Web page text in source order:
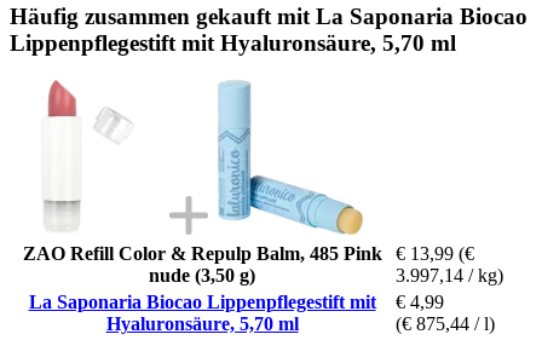
Häufig zusammen gekauft mit La Saponaria Biocao
Lippenpflegestift mit Hyaluronsäure, 5,70 ml
ZAO Refill Color & Repulp Balm, 485 Pink
nude (3,50 g)
€ 13,99 (€
3.997,14 / kg)
La Saponaria Biocao Lippenpflegestift mit
Hyaluronsäure, 5,70 ml
€ 4,99
(€ 875,44 / l)